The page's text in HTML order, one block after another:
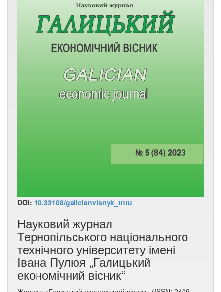
DOI: 10.33108/galicianvisnyk_tntu
Науковий журнал
Тернопільського національного
технічного університету імені
Івана Пулюя „Галицький
економічний вісник“